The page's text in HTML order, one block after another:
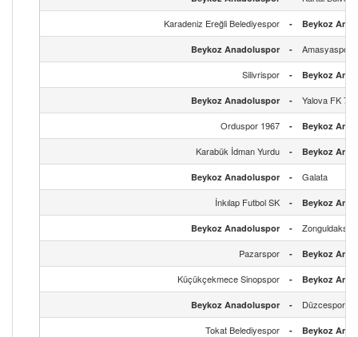
Karadeniz Ereğli Belediyespor
- Beykoz
Beykoz Anadoluspor -
Amasyaspor
Silivrispor
- Beykoz
Beykoz Anadoluspor -
Yalova FK 77
Orduspor 1967
- Beykoz
Karabük İdman Yurdu - Beykoz
Beykoz Anadoluspor -
Galata
İnkılap Futbol SK
- Beykoz
Beykoz Anadoluspor -
Pazarspor
- Beykoz
Küçükçekmece Sinopspor - Beykoz
Beykoz Anadoluspor -
Düzcespor
Tokat Belediyespor
- Beykoz